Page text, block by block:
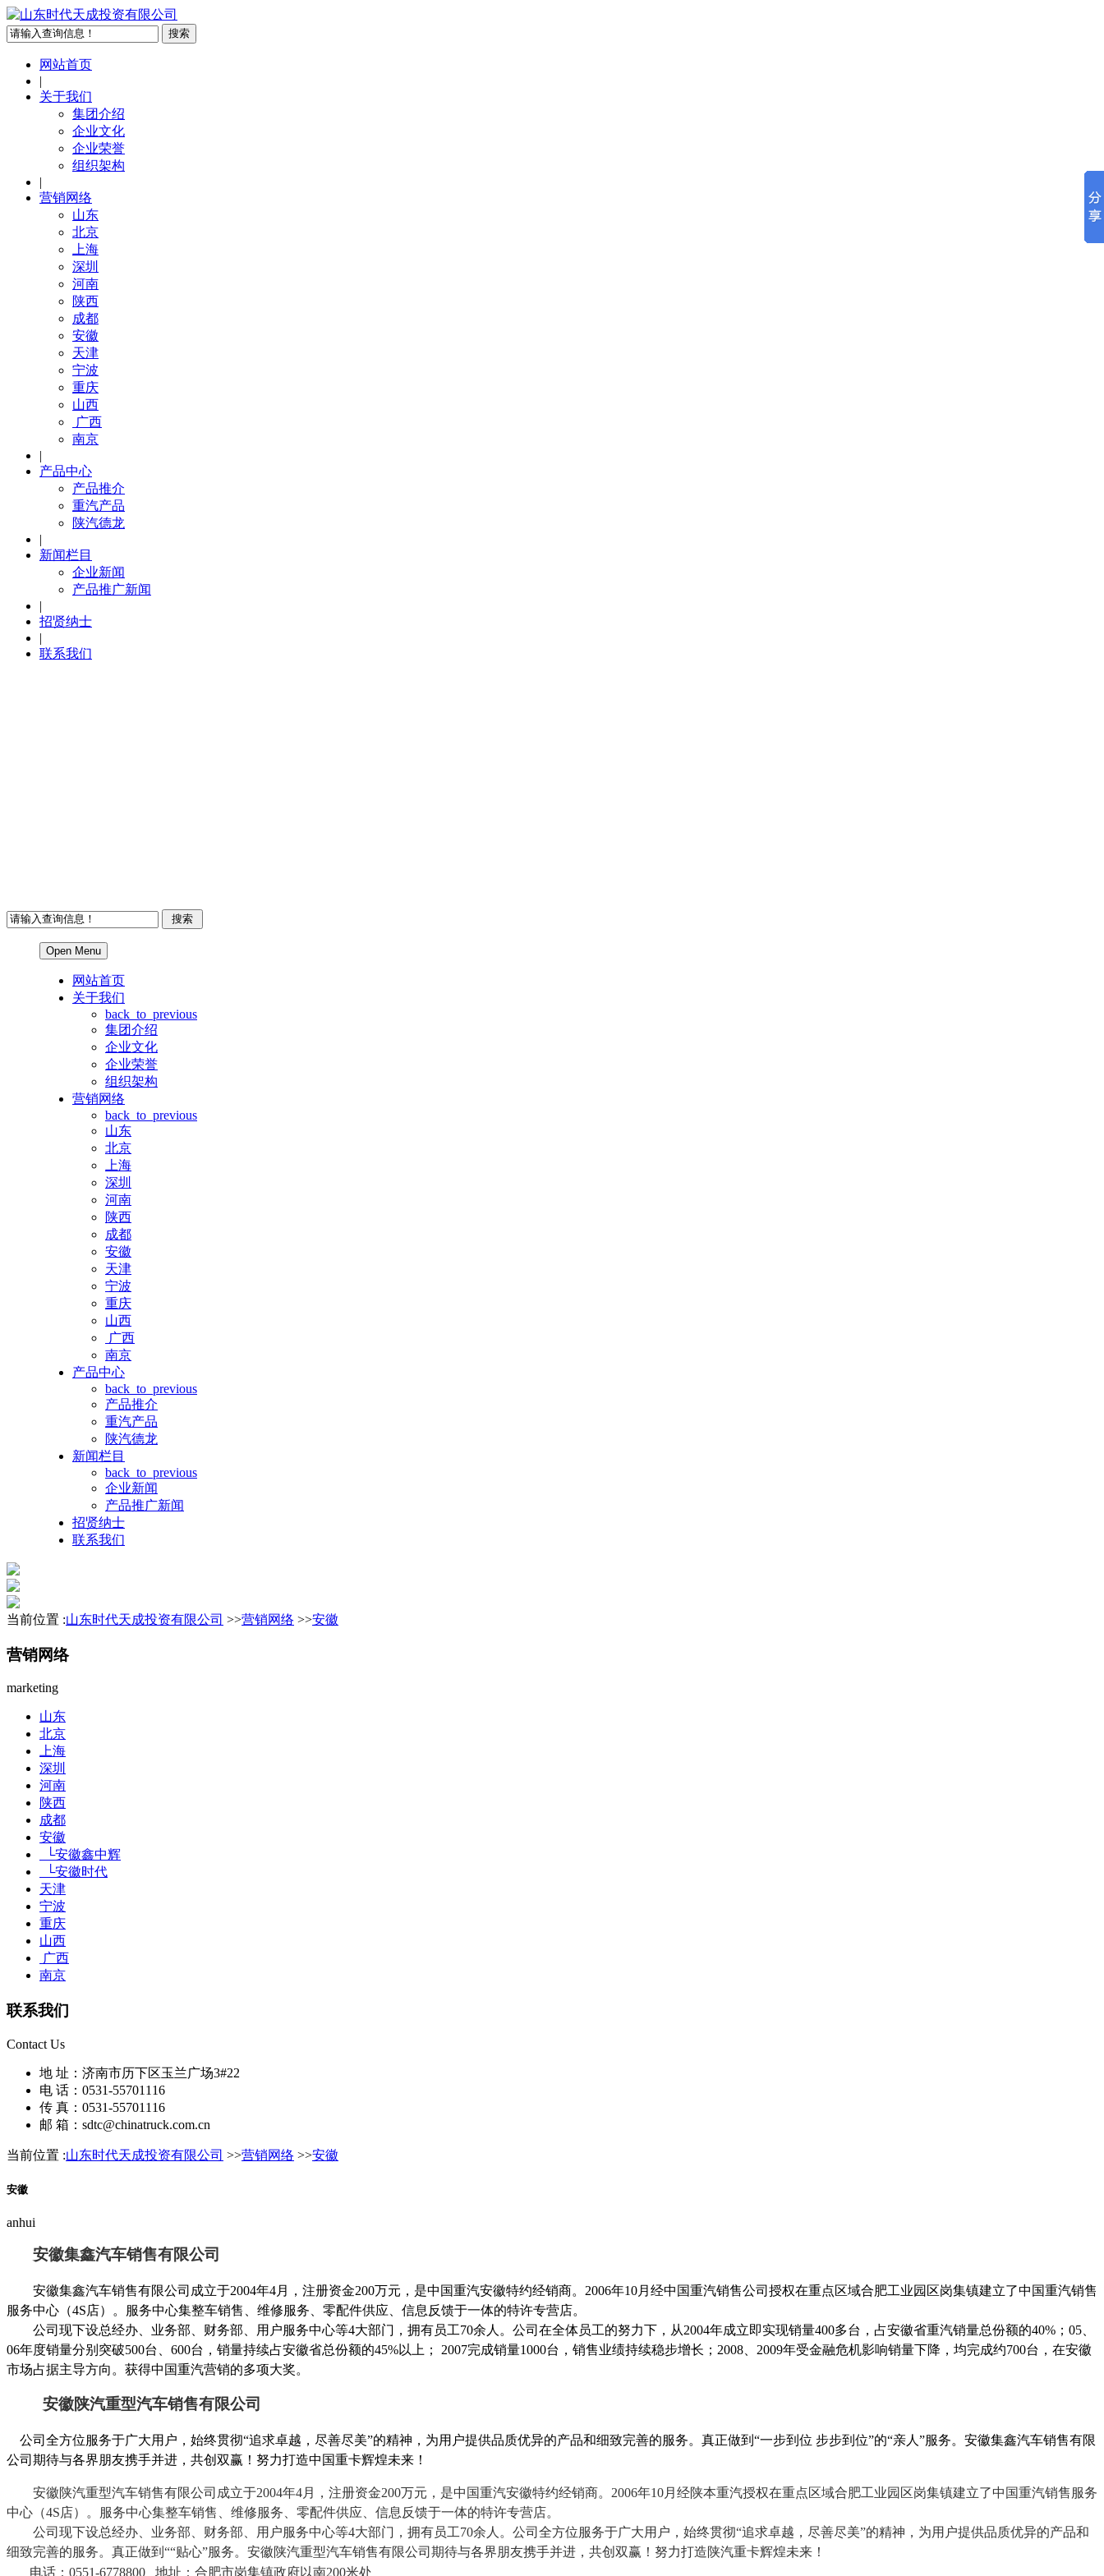
网站首页
|
关于我们
集团介绍
企业文化
企业荣誉
组织架构
|
营销网络
山东
北京
上海
深圳
河南
陕西
成都
安徽
天津
宁波
重庆
山西
广西
南京
|
产品中心
产品推介
重汽产品
陕汽德龙
|
新闻栏目
企业新闻
产品推广新闻
|
招贤纳士
|
联系我们
Open Menu
网站首页
关于我们
back_to_previous
集团介绍
企业文化
企业荣誉
组织架构
营销网络
back_to_previous
山东
北京
上海
深圳
河南
陕西
成都
安徽
天津
宁波
重庆
山西
广西
南京
产品中心
back_to_previous
产品推介
重汽产品
陕汽德龙
新闻栏目
back_to_previous
企业新闻
产品推广新闻
招贤纳士
联系我们
当前位置 :山东时代天成投资有限公司 >>营销网络 >>安徽
营销网络
marketing
山东
北京
上海
深圳
河南
陕西
成都
安徽
└安徽鑫中辉
└安徽时代
天津
宁波
重庆
山西
广西
南京
联系我们
Contact Us
地 址：济南市历下区玉兰广场3#22
电 话：0531-55701116
传 真：0531-55701116
邮 箱：sdtc@chinatruck.com.cn
当前位置 :山东时代天成投资有限公司 >>营销网络 >>安徽
安徽
anhui
安徽集鑫汽车销售有限公司
安徽集鑫汽车销售有限公司成立于2004年4月，注册资金200万元，是中国重汽安徽特约经销商。 2006年10月经中国重汽销售公司授权在重点区域合肥工业园区岗集镇建立了中国重汽销售
服务中心（4S店）。服务中心集整车销售、维修服务、零配件供应、信息反馈于一体的特许专营店。
公司现下设总经办、业务部、财务部、用户服务中心等4大部门，拥有员工70余人。公司在全体员工的努力下，从2004年成立即实现销量400多台，占安徽省重汽销量总份额的40% ； 05
06年度销量分别突破500台、 600台，销量持续占安徽省总份额的45%以上； 2007完成销量1000台，销售业绩持续稳步增长； 2008 2009年受金融危机影响销量下降，均完成约700台，在安徽
市场占据主导方向。获得中国重汽营销的多项大奖。
安徽陕汽重型汽车销售有限公司
公司全方位服务于广大用户，始终贯彻“追求卓越，尽善尽美”的精神，为用户提供品质优异的产品和细致完善的服务。真正做到“一步到位 步步到位”的“亲人”服务。安徽集鑫汽车销售有限
公司期待与各界朋友携手并进，共创双赢！努力打造中国重卡辉煌未来！
安徽陕汽重型汽车销售有限公司成立于2004年4月，注册资金200万元，是中国重汽安徽特约经销商。 2006年10月经陕本重汽授权在重点区域合肥工业园区岗集镇建立了中国重汽销售服务
中心（4S店）。服务中心集整车销售、维修服务、零配件供应、信息反馈于一体的特许专营店。
公司现下设总经办、业务部、财务部、用户服务中心等4大部门，拥有员工70余人。公司全方位服务于广大用户，始终贯彻“追求卓越，尽善尽美”的精神，为用户提供品质优异的产品和
细致完善的服务。真正做到““贴心”服务。安徽陕汽重型汽车销售有限公司期待与各界朋友携手并进，共创双赢！努力打造陕汽重卡辉煌未来！
电话： 0551-6778800 地址：合肥市岗集镇政府以南200米处